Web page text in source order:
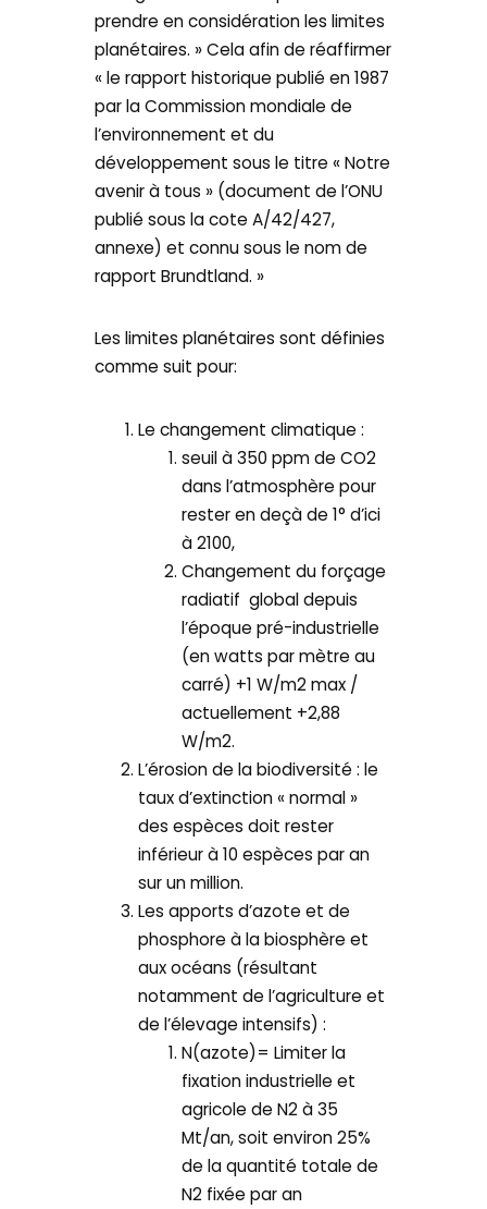
prendre en considération les limites
planétaires. » Cela afin de réaffirmer
« le rapport historique publié en 1987
par la Commission mondiale de
l’environnement et du
développement sous le titre « Notre
avenir à tous » (document de l’ONU
publié sous la cote A/42/427,
annexe) et connu sous le nom de
rapport Brundtland. »
Les limites planétaires sont définies
comme suit pour:
Le changement climatique :
seuil à 350 ppm de CO2
dans l’atmosphère pour
rester en deçà de 1° d’ici
à 2100,
Changement du forçage
radiatif global depuis
l’époque pré-industrielle
(en watts par mètre au
carré) +1 W/m2 max /
actuellement +2,88
W/m2.
L’érosion de la biodiversité : le
taux d’extinction « normal »
des espèces doit rester
inférieur à 10 espèces par an
sur un million.
Les apports d’azote et de
phosphore à la biosphère et
aux océans (résultant
notamment de l’agriculture et
de l’élevage intensifs) :
N(azote)= Limiter la
fixation industrielle et
agricole de N2 à 35
Mt/an, soit environ 25%
de la quantité totale de
N2 fixée par an